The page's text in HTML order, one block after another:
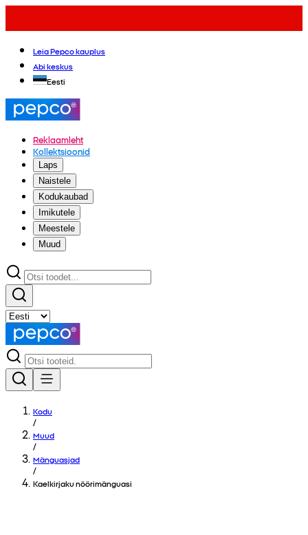
Leia Pepco kauplus
Abi keskus
Eesti
Reklaamleht
Kollektsioonid
Laps
Naistele
Kodukaubad
Imikutele
Meestele
Muud
Kodu
/
Muud
/
Mänguasjad
/
Kaelkirjaku nöörimänguasi